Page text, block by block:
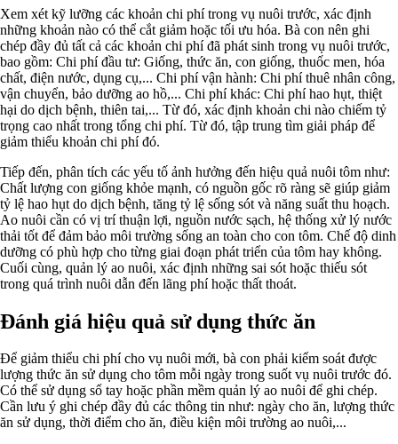
Xem xét kỹ lưỡng các khoản chi phí trong vụ nuôi trước, xác định
những khoản nào có thể cắt giảm hoặc tối ưu hóa. Bà con nên ghi
chép đầy đủ tất cả các khoản chi phí đã phát sinh trong vụ nuôi trước,
bao gồm: Chi phí đầu tư: Giống, thức ăn, con giống, thuốc men, hóa
chất, điện nước, dụng cụ,... Chi phí vận hành: Chi phí thuê nhân công,
vận chuyển, bảo dưỡng ao hồ,... Chi phí khác: Chi phí hao hụt, thiệt
hại do dịch bệnh, thiên tai,... Từ đó, xác định khoản chi nào chiếm tỷ
trọng cao nhất trong tổng chi phí. Từ đó, tập trung tìm giải pháp để
giảm thiểu khoản chi phí đó.
Tiếp đến, phân tích các yếu tố ảnh hưởng đến hiệu quả nuôi tôm như:
Chất lượng con giống khỏe mạnh, có nguồn gốc rõ ràng sẽ giúp giảm
tỷ lệ hao hụt do dịch bệnh, tăng tỷ lệ sống sót và năng suất thu hoạch.
Ao nuôi cần có vị trí thuận lợi, nguồn nước sạch, hệ thống xử lý nước
thải tốt để đảm bảo môi trường sống an toàn cho con tôm. Chế độ dinh
dưỡng có phù hợp cho từng giai đoạn phát triển của tôm hay không.
Cuối cùng, quản lý ao nuôi, xác định những sai sót hoặc thiếu sót
trong quá trình nuôi dẫn đến lãng phí hoặc thất thoát.
Đánh giá hiệu quả sử dụng thức ăn
Để giảm thiểu chi phí cho vụ nuôi mới, bà con phải kiểm soát được
lượng thức ăn sử dụng cho tôm mỗi ngày trong suốt vụ nuôi trước đó.
Có thể sử dụng sổ tay hoặc phần mềm quản lý ao nuôi để ghi chép.
Cần lưu ý ghi chép đầy đủ các thông tin như: ngày cho ăn, lượng thức
ăn sử dụng, thời điểm cho ăn, điều kiện môi trường ao nuôi,...